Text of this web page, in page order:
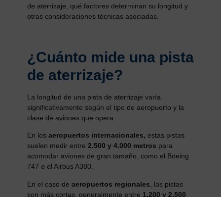
de aterrizaje, qué factores determinan su longitud y
otras consideraciones técnicas asociadas.
¿Cuánto mide una pista
de aterrizaje?
La longitud de una pista de aterrizaje varía
significativamente según el tipo de aeropuerto y la
clase de aviones que opera.
En losaeropuertos internacionales, estas pistas
suelen medir entre 2.500 y 4.000 metros para
acomodar aviones de gran tamaño, como el Boeing
747 o el Airbus A380.
En el caso de aeropuertos regionales , las pistas
son más cortas, generalmente entre 1.200 y 2.500